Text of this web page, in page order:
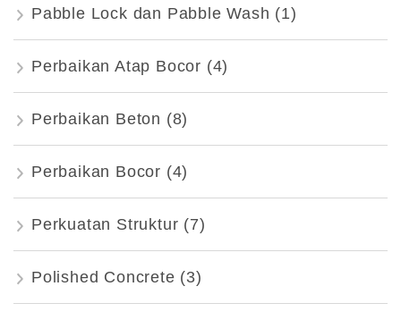
Pabble Lock dan Pabble Wash (1)
Perbaikan Atap Bocor (4)
Perbaikan Beton (8)
Perbaikan Bocor (4)
Perkuatan Struktur (7)
Polished Concrete (3)